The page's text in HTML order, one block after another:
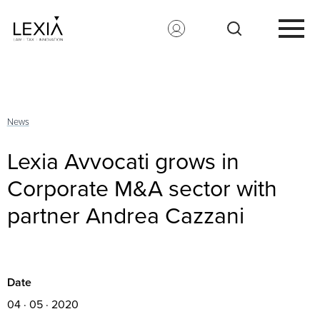
News
Lexia Avvocati grows in
Corporate M&A sector with
partner Andrea Cazzani
Date
04 · 05 · 2020